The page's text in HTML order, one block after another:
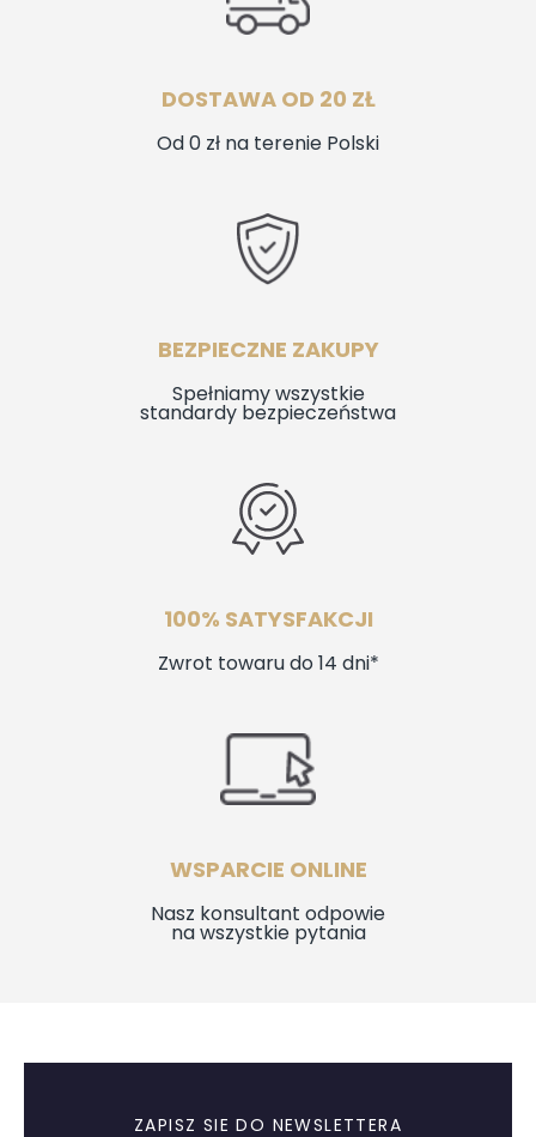
DOSTAWA OD 20 ZŁ
Od 0 zł na terenie Polski
BEZPIECZNE ZAKUPY
Spełniamy wszystkie
standardy bezpieczeństwa
100% SATYSFAKCJI
Zwrot towaru do 14 dni*
WSPARCIE ONLINE
Nasz konsultant odpowie
na wszystkie pytania
ZAPISZ SIE DO NEWSLETTERA